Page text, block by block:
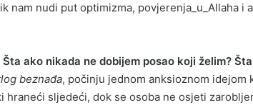
nam nudi put optimizma, povjerenja_u_Allaha i
ako nikada ne dobijem posao koji želim?
beznađa, počinju jednom anksioznom idejom
hraneći sljedeći, dok se osoba ne osjeti